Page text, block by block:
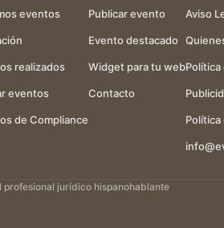
eventos
realizados
eventos
de Compliance
Publicar evento
Evento destacado
Widget para tu web
Contacto
Aviso
Política
jurídico hispanohablante